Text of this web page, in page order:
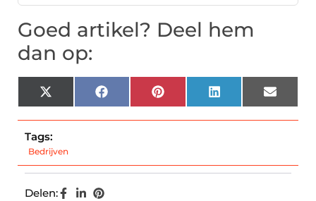
Goed artikel? Deel hem
dan op:
X
(Twitter)
Facebook Pinterest LinkedIn Email
Tags:
Bedrijven
Delen: